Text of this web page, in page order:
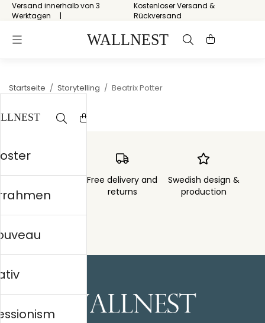
Versand innerhalb von 3
Werktagen
Kostenloser Versand &
Rückversand
Startseite / Storytelling / Beatrix Potter
3 days
Free delivery and
returns
Swedish design &
production